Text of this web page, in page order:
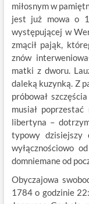
miłosnym w
jest już mowa o
występującej w
zmącił pająk,
znów
matki z dworu.
daleką kuzynką. Z
próbował
musiał
libertyna –
typowy dzisiejszy
wyłącznościowo
domniemane od
Obyczajowa
1784 o godzinie